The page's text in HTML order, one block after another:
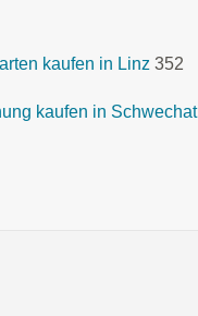
kaufen in Linz 352
kaufen in Schwechat